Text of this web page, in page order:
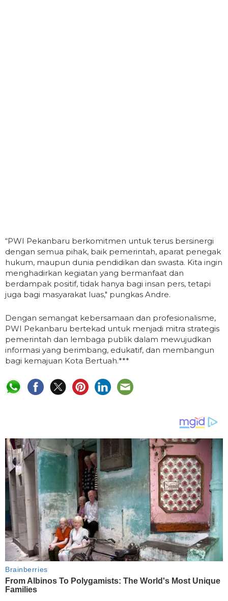
“PWI Pekanbaru berkomitmen untuk terus bersinergi
dengan semua pihak, baik pemerintah, aparat penegak
hukum, maupun dunia pendidikan dan swasta. Kita ingin
menghadirkan kegiatan yang bermanfaat dan
berdampak positif, tidak hanya bagi insan pers, tetapi
juga bagi masyarakat luas," pungkas Andre.
Dengan semangat kebersamaan dan profesionalisme,
PWI Pekanbaru bertekad untuk menjadi mitra strategis
pemerintah dan lembaga publik dalam mewujudkan
informasi yang berimbang, edukatif, dan membangun
bagi kemajuan Kota Bertuah.***